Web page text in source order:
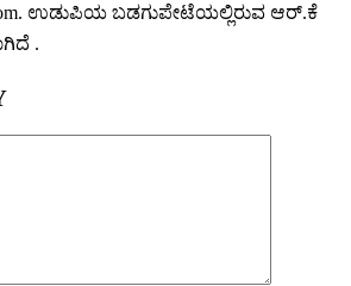
ಉಡುಪಿಯ ಬಡಗುಪೇಟೆಯಲ್ಲಿರುವ ಆರ್.ಕೆ
.